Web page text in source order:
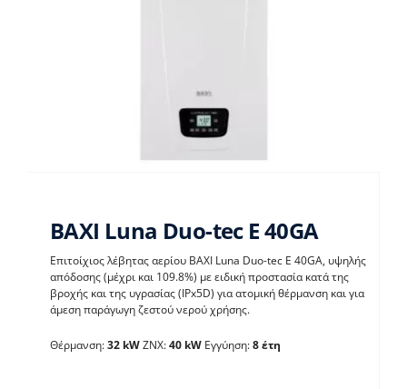
BAXI Luna Duo-tec E
40GA
BAXI Luna Duo-tec E 40GA
Επιτοίχιος λέβητας αερίου BAXI Luna Duo-tec E 40GA, υψηλής
απόδοσης (μέχρι και 109.8%) με ειδική προστασία κατά της
βροχής και της υγρασίας (IPx5D) για ατομική θέρμανση και για
άμεση παράγωγη ζεστού νερού χρήσης.
Θέρμανση:32 kWΖΝΧ:40 kWΕγγύηση:8 έτη